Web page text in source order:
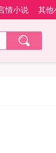
情小说 其他